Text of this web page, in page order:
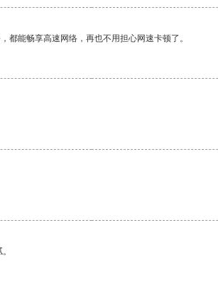
都能畅享高速网络，再也不用担心网速卡顿了。